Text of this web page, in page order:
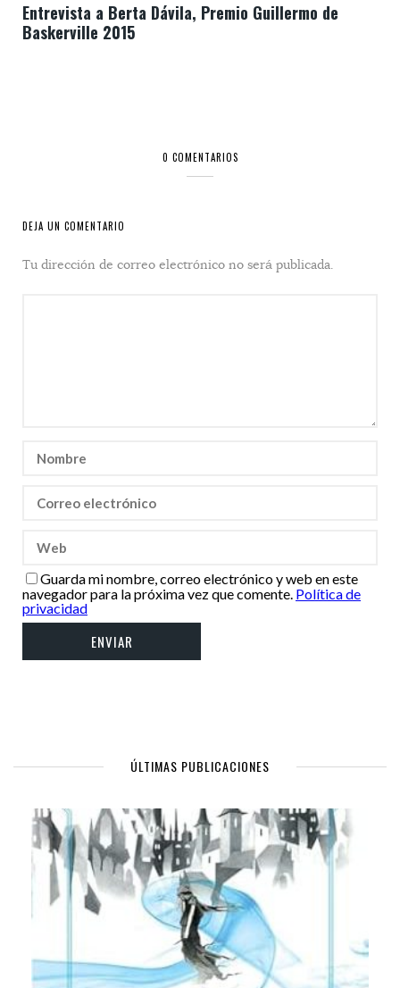
Entrevista a Berta Dávila, Premio Guillermo de
Baskerville 2015
0 COMENTARIOS
DEJA UN COMENTARIO
Tu dirección de correo electrónico no será publicada.
Guarda mi nombre, correo electrónico y web en este
navegador para la próxima vez que comente. Política de
privacidad
ÚLTIMAS PUBLICACIONES